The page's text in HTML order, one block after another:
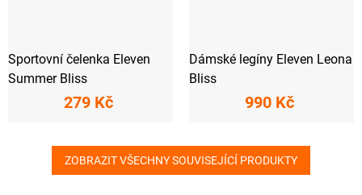
Sportovní čelenka Eleven
Summer Bliss
279 Kč
Dámské legíny Eleven Leona
Bliss
990 Kč
ZOBRAZIT VŠECHNY SOUVISEJÍCÍ PRODUKTY